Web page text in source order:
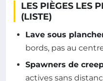
LES PIÈGES LES
(LISTE)
Lave sous
bords, pas au
Spawners de
actives sans